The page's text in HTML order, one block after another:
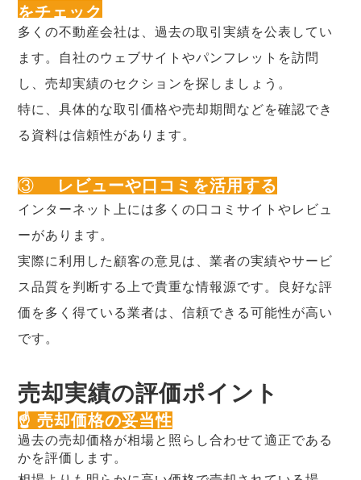
をチェック
多くの不動産会社は、過去の取引実績を公表してい
ます。自社のウェブサイトやパンフレットを訪問
し、売却実績のセクションを探しましょう。
特に、具体的な取引価格や売却期間などを確認でき
る資料は信頼性があります。
③ レビューや口コミを活用する
インターネット上には多くの口コミサイトやレビュ
ーがあります。
実際に利用した顧客の意見は、業者の実績やサービ
ス品質を判断する上で貴重な情報源です。良好な評
価を多く得ている業者は、信頼できる可能性が高い
です。
売却実績の評価ポイント
☝ 売却価格の妥当性
過去の売却価格が相場と照らし合わせて適正である
かを評価します。